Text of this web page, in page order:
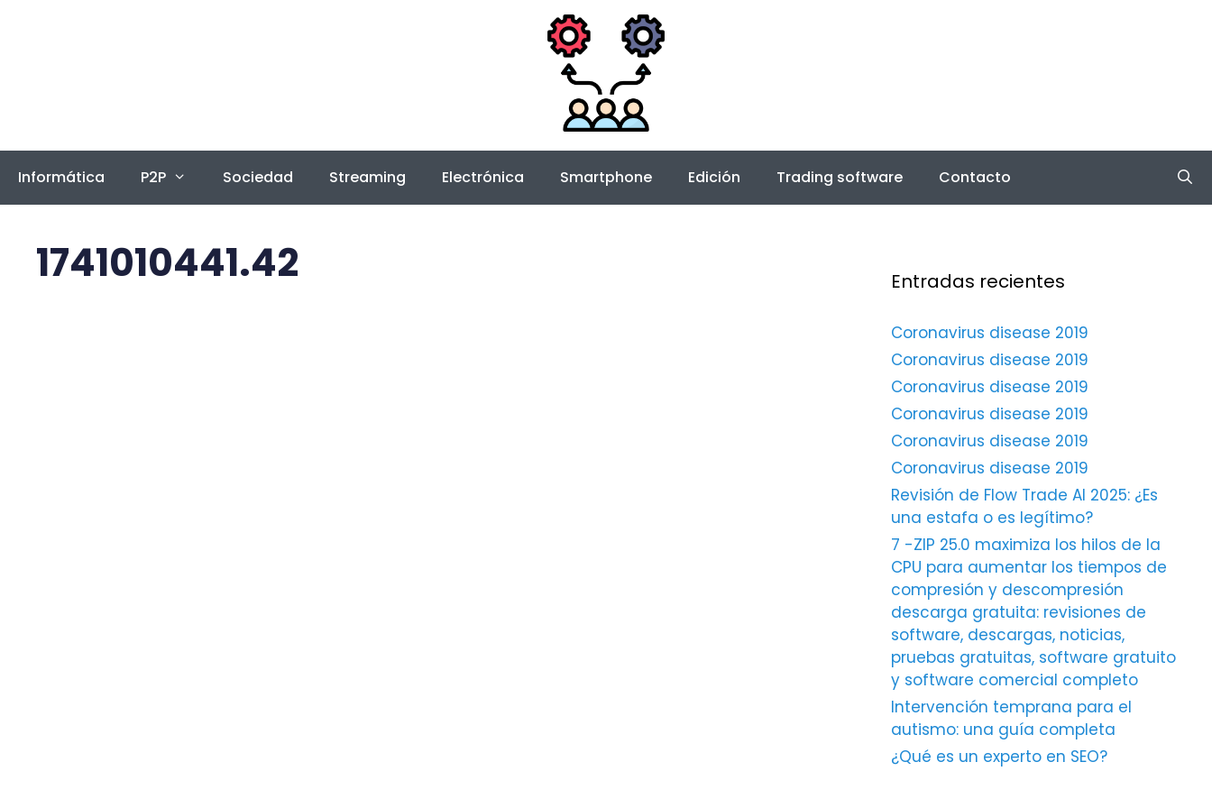
Informática P2P Sociedad Streaming Electrónica Smartphone Edición Trading software Contacto
1741010441.42 Entradas recientes
Coronavirus disease 2019
Coronavirus disease 2019
Coronavirus disease 2019
Coronavirus disease 2019
Coronavirus disease 2019
Coronavirus disease 2019
Revisión de Flow Trade AI 2025: ¿Es
una estafa o es legítimo?
7 -ZIP 25.0 maximiza los hilos de la
CPU para aumentar los tiempos de
compresión y descompresión
descarga gratuita: revisiones de
software, descargas, noticias,
pruebas gratuitas, software gratuito
y software comercial completo
Intervención temprana para el
autismo: una guía completa
¿Qué es un experto en SEO?